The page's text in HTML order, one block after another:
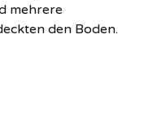
mehrere
den Boden.